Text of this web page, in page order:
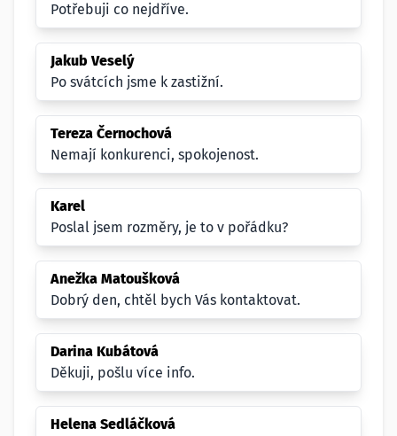
Potřebuji co nejdříve.
Jakub Veselý
Po svátcích jsme k zastižní.
Tereza Černochová
Nemají konkurenci, spokojenost.
Karel
Poslal jsem rozměry, je to v pořádku?
Anežka Matoušková
Dobrý den, chtěl bych Vás kontaktovat.
Darina Kubátová
Děkuji, pošlu více info.
Helena Sedláčková